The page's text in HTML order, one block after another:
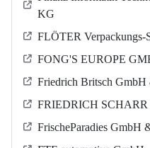
KG
FLÖTER Verpackungs-
FONG'S EUROPE
Friedrich Britsch
FRIEDRICH
FrischeParadies GmbH